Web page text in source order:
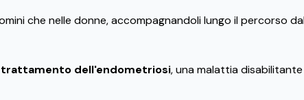
che nelle donne, accompagnandoli lungo il percorso
trattamento dell'endometriosi, una malattia